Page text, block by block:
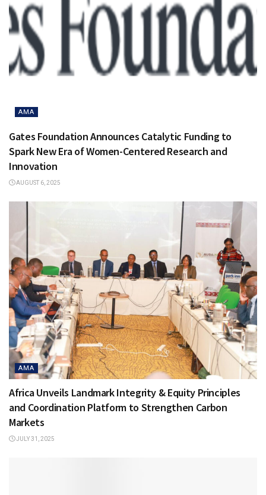
AMA
Gates Foundation Announces Catalytic Funding to
Spark New Era of Women-Centered Research and
Innovation
AUGUST 6, 2025
AMA
Africa Unveils Landmark Integrity & Equity Principles
and Coordination Platform to Strengthen Carbon
Markets
JULY 31, 2025